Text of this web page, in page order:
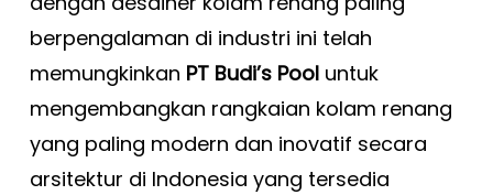
berpengalaman di industri ini telah
memungkinkan PT Budi’s Pooluntuk
mengembangkan rangkaian kolam renang
yang paling modern dan inovatif secara
arsitektur di Indonesia yang tersedia